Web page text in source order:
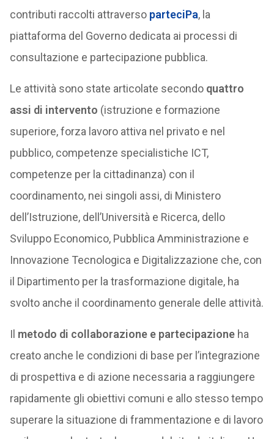
contributi raccolti attraverso parteciPa, la
piattaforma del Governo dedicata ai processi di
consultazione e partecipazione pubblica.
Le attività sono state articolate secondo quattro
assi di intervento (istruzione e formazione
superiore, forza lavoro attiva nel privato e nel
pubblico, competenze specialistiche ICT,
competenze per la cittadinanza) con il
coordinamento, nei singoli assi, di Ministero
dell’Istruzione, dell’Università e Ricerca, dello
Sviluppo Economico, Pubblica Amministrazione e
Innovazione Tecnologica e Digitalizzazione che, con
il Dipartimento per la trasformazione digitale, ha
svolto anche il coordinamento generale delle attività.
Il metodo di collaborazione e partecipazioneha
creato anche le condizioni di base per l’integrazione
di prospettiva e di azione necessaria a raggiungere
rapidamente gli obiettivi comuni e allo stesso tempo
superare la situazione di frammentazione e di lavoro